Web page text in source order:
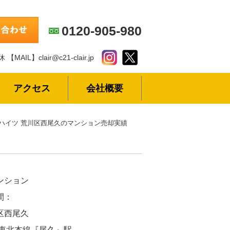
0120-905-980
【MAIL】clair@c21-clair.jp
アクセス 会社概要
イツ 荒川区西尾久のマンション売却実績
ション
西尾久